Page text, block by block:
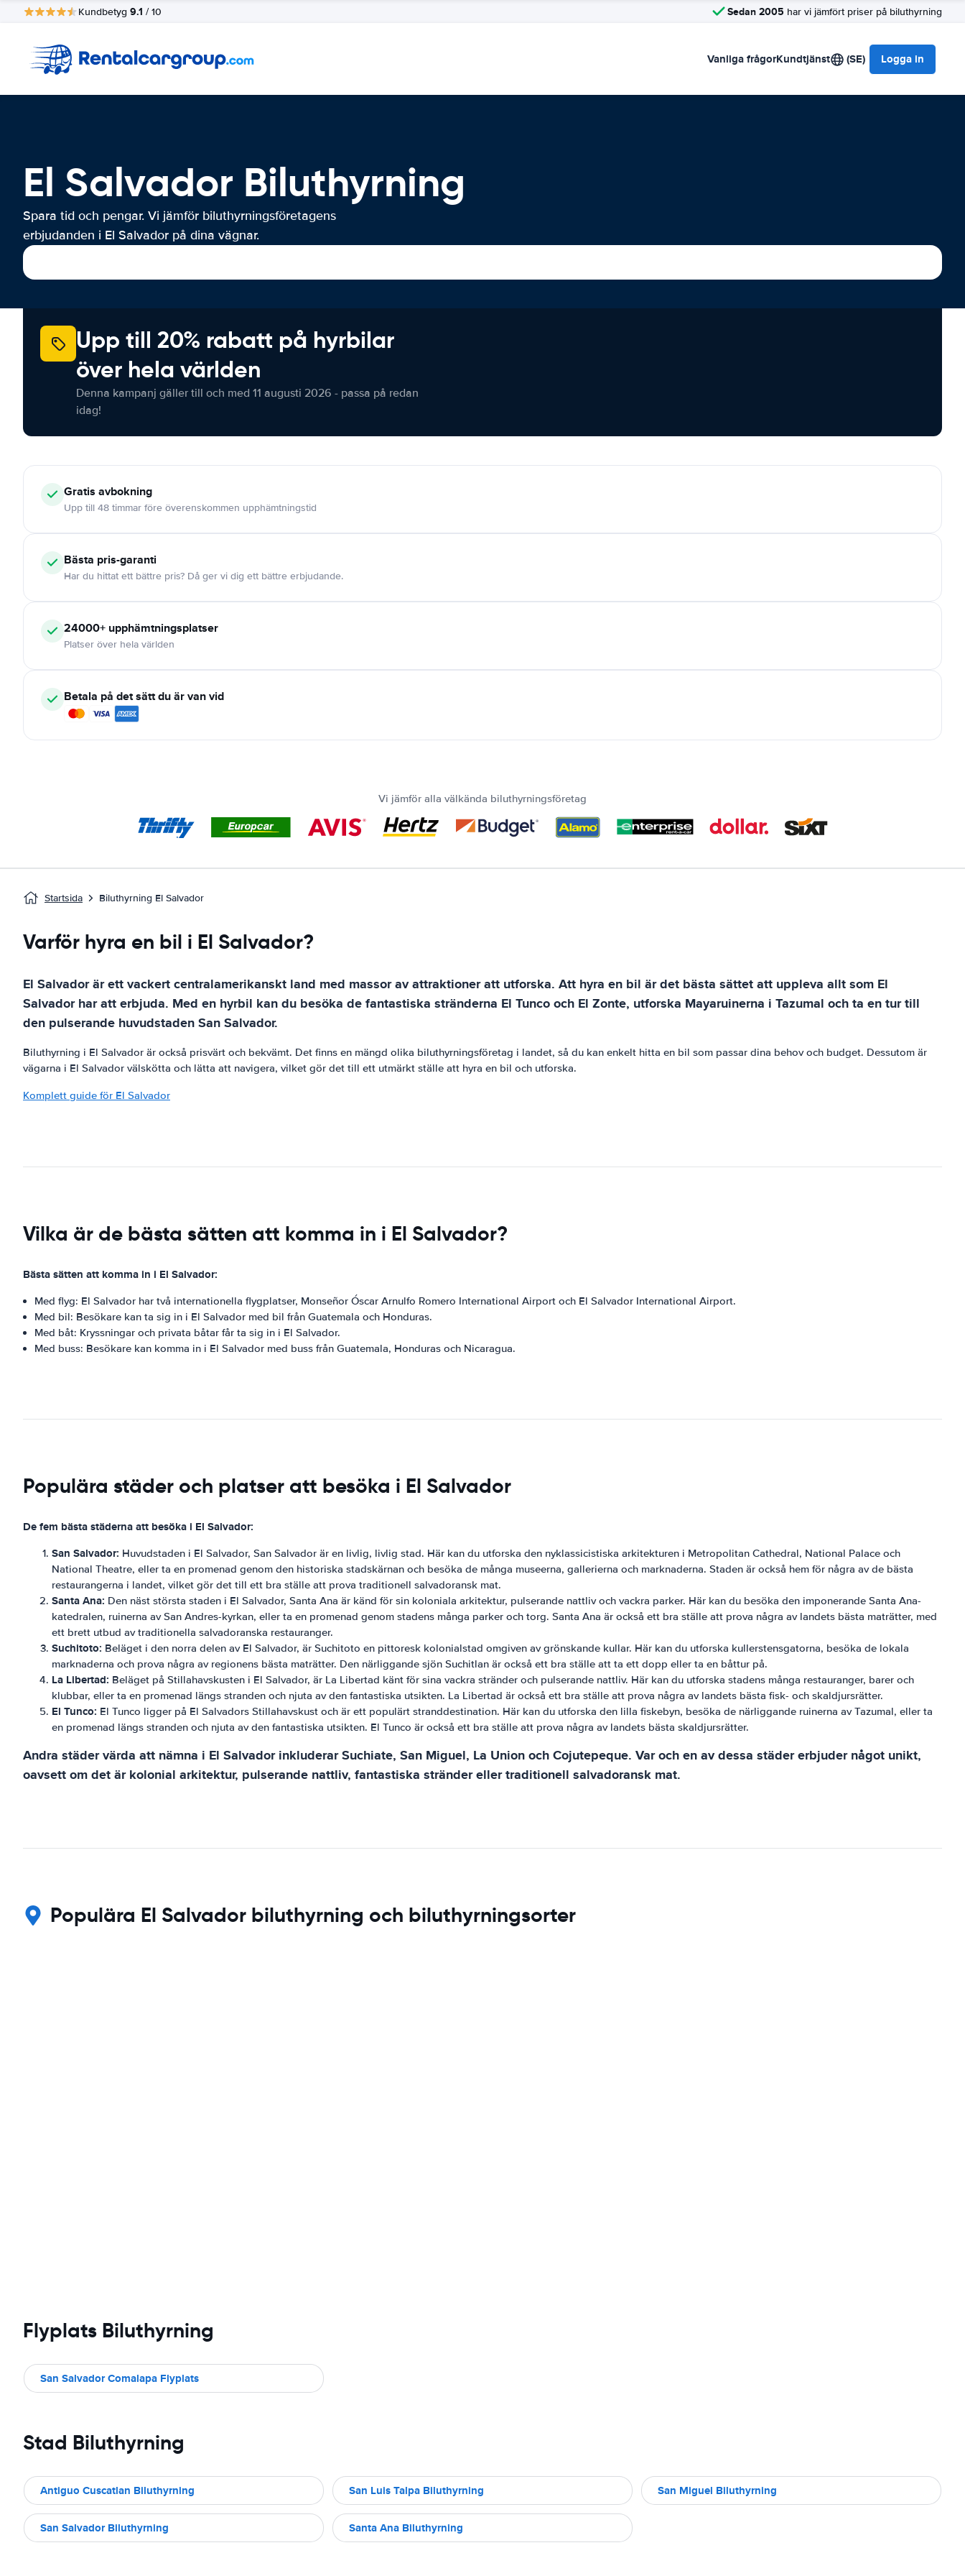
Kundbetyg 9.1 / 10 Sedan 2005 har vi jämfört priser på biluthyrning
Vanliga frågorKundtjänst (SE) Logga in
El Salvador Biluthyrning
Spara tid och pengar. Vi jämför biluthyrningsföretagens
erbjudanden i El Salvador på dina vägnar.
Upp till 20% rabatt på hyrbilar
över hela världen
Denna kampanj gäller till och med 11 augusti 2026 - passa på redan
idag!
Gratis avbokning
Upp till 48 timmar före överenskommen upphämtningstid
Bästa pris-garanti
Har du hittat ett bättre pris? Då ger vi dig ett bättre erbjudande.
24000+ upphämtningsplatser
Platser över hela världen
Betala på det sätt du är van vid
Vi jämför alla välkända biluthyrningsföretag
Startsida Biluthyrning El Salvador
Varför hyra en bil i El Salvador?
El Salvador är ett vackert centralamerikanskt land med massor av attraktioner att utforska. Att hyra en bil är det bästa sättet att uppleva allt som El
Salvador har att erbjuda. Med en hyrbil kan du besöka de fantastiska stränderna El Tunco och El Zonte, utforska Mayaruinerna i Tazumal och ta en tur till
den pulserande huvudstaden San Salvador.
Biluthyrning i El Salvador är också prisvärt och bekvämt. Det finns en mängd olika biluthyrningsföretag i landet, så du kan enkelt hitta en bil som passar dina behov och budget. Dessutom är
vägarna i El Salvador välskötta och lätta att navigera, vilket gör det till ett utmärkt ställe att hyra en bil och utforska.
Komplett guide för El Salvador
Vilka är de bästa sätten att komma in i El Salvador?
Bästa sätten att komma in i El Salvador:
Med flyg: El Salvador har två internationella flygplatser, Monseñor Óscar Arnulfo Romero International Airport och El Salvador International Airport.
Med bil: Besökare kan ta sig in i El Salvador med bil från Guatemala och Honduras.
Med båt: Kryssningar och privata båtar får ta sig in i El Salvador.
Med buss: Besökare kan komma in i El Salvador med buss från Guatemala, Honduras och Nicaragua.
Populära städer och platser att besöka i El Salvador
De fem bästa städerna att besöka i El Salvador:
San Salvador: Huvudstaden i El Salvador, San Salvador är en livlig, livlig stad. Här kan du utforska den nyklassicistiska arkitekturen i Metropolitan Cathedral, National Palace och
National Theatre, eller ta en promenad genom den historiska stadskärnan och besöka de många museerna, gallerierna och marknaderna. Staden är också hem för några av de bästa
restaurangerna i landet, vilket gör det till ett bra ställe att prova traditionell salvadoransk mat.
Santa Ana: Den näst största staden i El Salvador, Santa Ana är känd för sin koloniala arkitektur, pulserande nattliv och vackra parker. Här kan du besöka den imponerande Santa Ana-
katedralen, ruinerna av San Andres-kyrkan, eller ta en promenad genom stadens många parker och torg. Santa Ana är också ett bra ställe att prova några av landets bästa maträtter, med
ett brett utbud av traditionella salvadoranska restauranger.
Suchitoto: Beläget i den norra delen av El Salvador, är Suchitoto en pittoresk kolonialstad omgiven av grönskande kullar. Här kan du utforska kullerstensgatorna, besöka de lokala
marknaderna och prova några av regionens bästa maträtter. Den närliggande sjön Suchitlan är också ett bra ställe att ta ett dopp eller ta en båttur på.
La Libertad: Beläget på Stillahavskusten i El Salvador, är La Libertad känt för sina vackra stränder och pulserande nattliv. Här kan du utforska stadens många restauranger, barer och
klubbar, eller ta en promenad längs stranden och njuta av den fantastiska utsikten. La Libertad är också ett bra ställe att prova några av landets bästa fisk- och skaldjursrätter.
El Tunco: El Tunco ligger på El Salvadors Stillahavskust och är ett populärt stranddestination. Här kan du utforska den lilla fiskebyn, besöka de närliggande ruinerna av Tazumal, eller ta
en promenad längs stranden och njuta av den fantastiska utsikten. El Tunco är också ett bra ställe att prova några av landets bästa skaldjursrätter.
Andra städer värda att nämna i El Salvador inkluderar Suchiate, San Miguel, La Union och Cojutepeque. Var och en av dessa städer erbjuder något unikt,
oavsett om det är kolonial arkitektur, pulserande nattliv, fantastiska stränder eller traditionell salvadoransk mat.
Populära El Salvador biluthyrning och biluthyrningsorter
Flyplats Biluthyrning
San Salvador Comalapa Flyplats
Stad Biluthyrning
Antiguo Cuscatlan Biluthyrning San Luis Talpa Biluthyrning San Miguel Biluthyrning
San Salvador Biluthyrning Santa Ana Biluthyrning